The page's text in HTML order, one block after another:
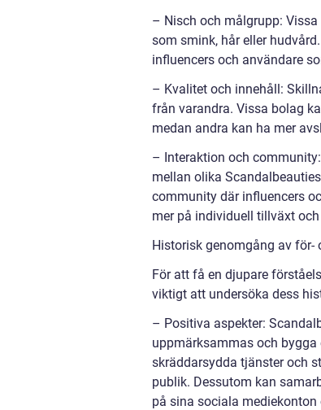
– Nisch och målgrupp:
som smink, hår eller
influencers och användare
– Kvalitet och innehåll:
från varandra. Vissa bolag
medan andra kan ha mer
– Interaktion och
mellan olika
community där influencers
mer på individuell tillväxt
Historisk genomgång av för-
För att få en djupare
viktigt att undersöka dess
– Positiva aspekter:
uppmärksammas och
skräddarsydda tjänster och
publik. Dessutom kan
på sina sociala mediekonton